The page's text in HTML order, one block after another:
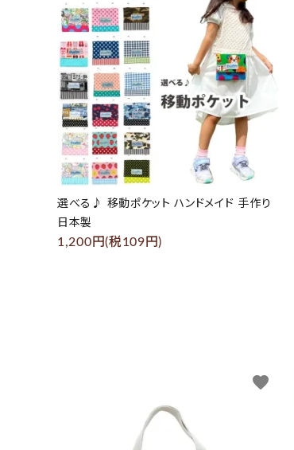
選べる♪ 移動ポケット ハンドメイド 手作り
日本製
1,200円(税109円)
favorite